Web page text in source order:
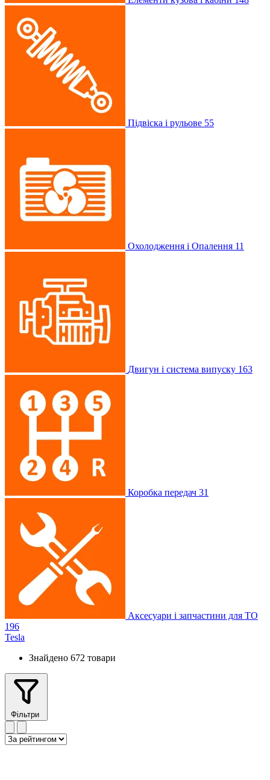
Підвіска і рульове 55
Охолодження і Опалення 11
Двигун і система випуску 163
Коробка передач 31
Аксесуари і запчастини для ТО
196
Tesla
Знайдено 672 товари
Фільтри